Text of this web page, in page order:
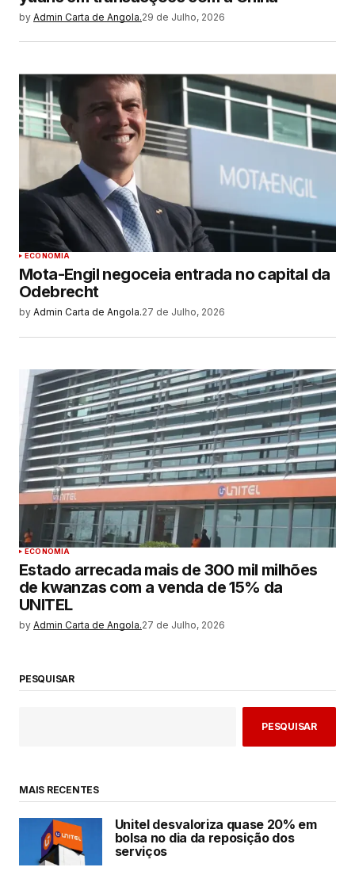
by Admin Carta de Angola.29 de Julho, 2026
ECONOMIA
Mota-Engil negoceia entrada no capital da
Odebrecht
by Admin Carta de Angola.27 de Julho, 2026
ECONOMIA
Estado arrecada mais de 300 mil milhões
de kwanzas com a venda de 15% da
UNITEL
by Admin Carta de Angola.27 de Julho, 2026
PESQUISAR
PESQUISAR
MAIS RECENTES
Unitel desvaloriza quase 20% em
bolsa no dia da reposição dos
serviços